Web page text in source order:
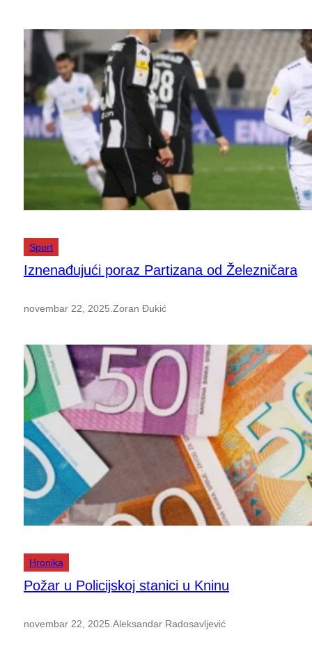
Sport
Iznenađujući poraz Partizana od Železničara
novembar 22, 2025 Zoran Đukić
Hronika
Požar u Policijskoj stanici u Kninu
novembar 22, 2025 Aleksandar Radosavljević